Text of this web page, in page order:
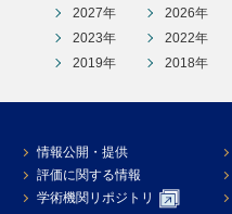
2027年 2026年
2023年
2022年
2019年
2018年
情報公開・提供
評価に関する情報
学術機関リポジトリ